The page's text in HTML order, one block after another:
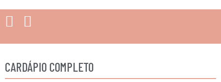
CARDÁPIO COMPLETO